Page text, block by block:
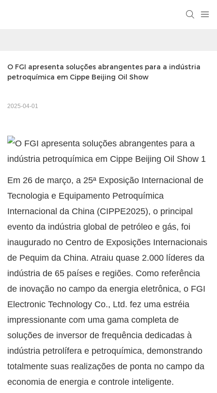
O FGI apresenta soluções abrangentes para a indústria
petroquímica em Cippe Beijing Oil Show
2025-04-01
Em 26 de março, a 25ª Exposição Internacional de
Tecnologia e Equipamento Petroquímica
Internacional da China (CIPPE2025), o principal
evento da indústria global de petróleo e gás, foi
inaugurado no Centro de Exposições Internacionais
de Pequim da China. Atraiu quase 2.000 líderes da
indústria de 65 países e regiões. Como referência
de inovação no campo da energia eletrônica, o FGI
Electronic Technology Co., Ltd. fez uma estréia
impressionante com uma gama completa de
soluções de inversor de frequência dedicadas à
indústria petrolífera e petroquímica, demonstrando
totalmente suas realizações de ponta no campo da
economia de energia e controle inteligente.